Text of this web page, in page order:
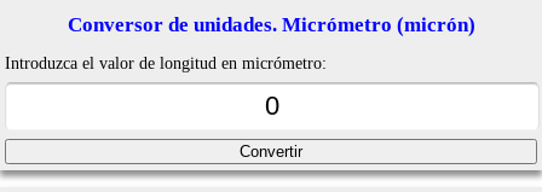
Conversor de unidades. Micrómetro (micrón)
Introduzca el valor de longitud en micrómetro: